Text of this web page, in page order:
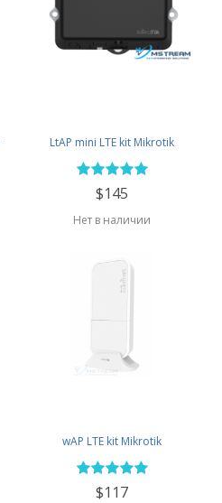
LtAP mini LTE kit Mikrotik
$145
Нет в наличии
wAP LTE kit Mikrotik
$117